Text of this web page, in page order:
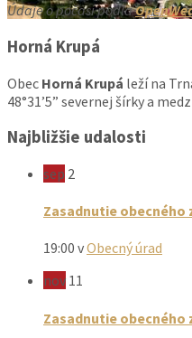
Údaje o počasí podľa
Horná Krupá
Obec Horná Krupá leží na
48°31’5” severnej šírky a
Najbližšie udalosti
sep 2
Zasadnutie
19:00 vObecný úrad
nov 11
Zasadnutie